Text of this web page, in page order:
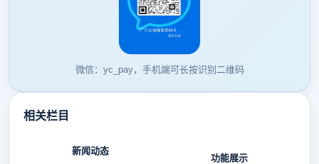
微信：yc_pay，手机端可长按识别二维码
相关栏目
新闻动态
功能展示